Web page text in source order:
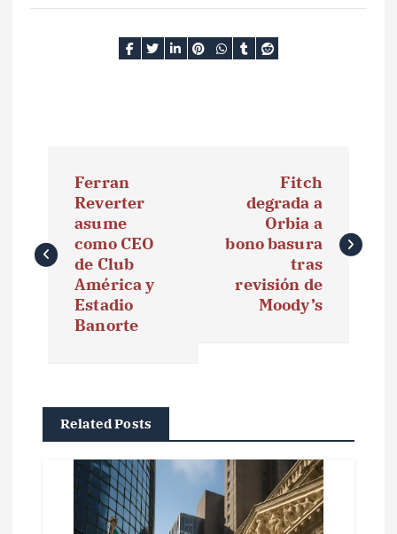
v
e
ó
Ferran
Reverter
asume
como CEO
de Club
América y
Estadio
Banorte
Fitch
degrada a
Orbia a
bono basura
tras
revisión de
Moody’s
Related Posts